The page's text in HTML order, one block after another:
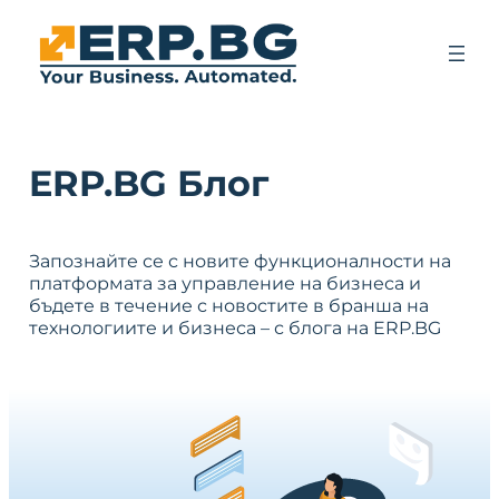
ERP.BG Блог
Запознайте се с новите функционалности на
платформата за управление на бизнеса и
бъдете в течение с новостите в бранша на
технологиите и бизнеса – с блога на ERP.BG